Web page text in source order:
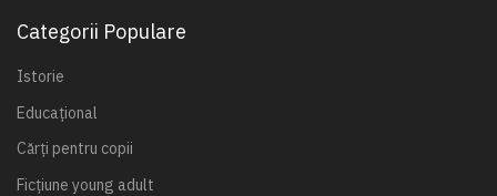
Categorii Populare
Istorie
Educațional
Cărți pentru copii
Ficțiune young adult